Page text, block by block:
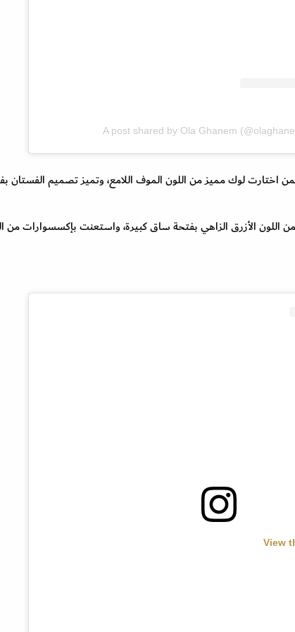
A post shared by Ola Ghanem
اختارت لوك مميز من اللون الموف اللامع، وتميز تصميم الفستان
اللون الأزرق الزاهي بفتحة ساق كبيرة، واستعنت بإكسسوارات من
View